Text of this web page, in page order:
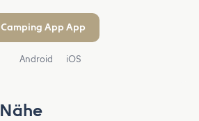
Camping App App
Android iOS